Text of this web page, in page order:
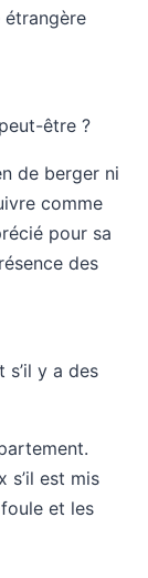
être ?
de berger ni
comme
pour sa
des
s’il y a des
s’il est mis
et les